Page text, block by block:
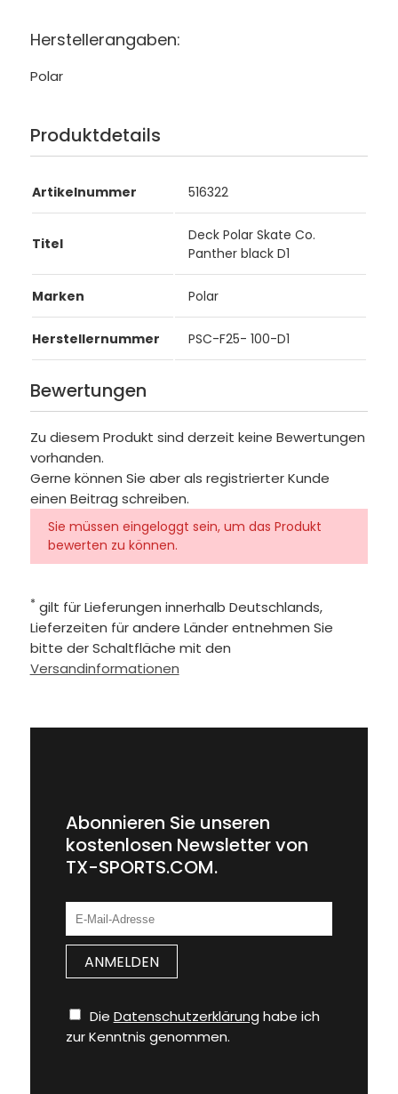
Herstellerangaben:
Polar
Produktdetails
Artikelnummer 516322
Titel
Deck Polar Skate Co.
Panther black D1
Marken Polar
Herstellernummer PSC-F25- 100-D1
Bewertungen
Zu diesem Produkt sind derzeit keine Bewertungen
vorhanden.
Gerne können Sie aber als registrierter Kunde
einen Beitrag schreiben.
Sie müssen eingeloggt sein, um das Produkt
bewerten zu können.
* gilt für Lieferungen innerhalb Deutschlands,
Lieferzeiten für andere Länder entnehmen Sie
bitte der Schaltfläche mit den
Versandinformationen
Abonnieren Sie unseren
kostenlosen Newsletter von
TX-SPORTS.COM.
Die Datenschutzerklärung habe ich
zur Kenntnis genommen.